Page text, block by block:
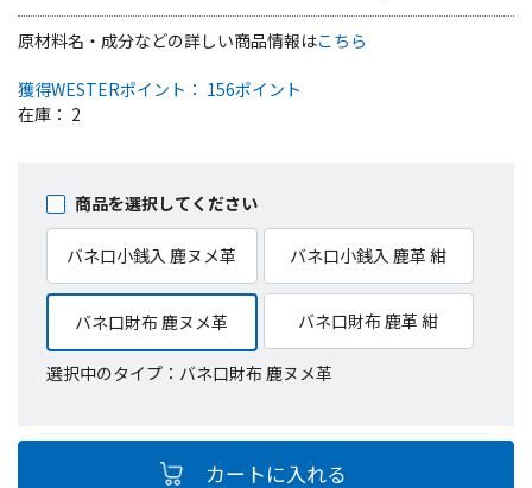
獲得WESTERポイント： 156ポイント
在庫： 2
商品を選択してください
バネ口小銭入 鹿ヌメ革 バネ口小銭入 鹿革 紺
バネ口財布 鹿ヌメ革 バネ口財布 鹿革 紺
選択中のタイプ：バネ口財布 鹿ヌメ革
原材料名・成分などの詳しい商品情報はこちら